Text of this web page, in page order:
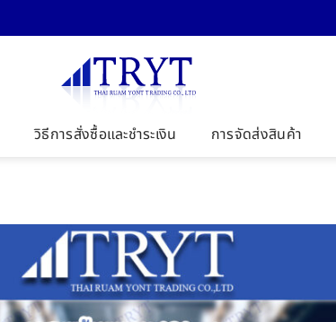
วิธีการสั่งซื้อและชำระเงิน การจัดส่งสินค้า